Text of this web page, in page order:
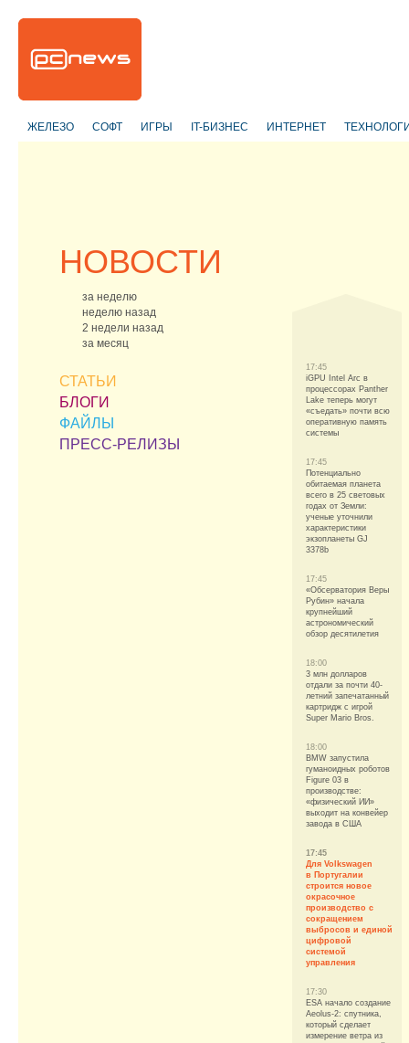
ЖЕЛЕЗО СОФТ ИГРЫ IT-БИЗНЕС ИНТЕРНЕТ
НОВОСТИ
за неделю
неделю назад
2 недели назад
за месяц
СТАТЬИ
БЛОГИ
ФАЙЛЫ
ПРЕСС-РЕЛИЗЫ
17:45
iGPU Intel Arc в
процессорах Panther
Lake теперь могут
«съедать» почти всю
оперативную память
системы
17:45
Потенциально
обитаемая планета
всего в 25 световых
годах от Земли:
ученые уточнили
характеристики
экзопланеты GJ
3378b
17:45
«Обсерватория Веры
Рубин» начала
крупнейший
астрономический
обзор десятилетия
18:00
3 млн долларов
отдали за почти 40-
летний запечатанный
картридж с игрой
Super Mario Bros.
18:00
BMW запустила
гуманоидных роботов
Figure 03 в
производстве:
«физический ИИ»
выходит на конвейер
завода в США
17:45
Для Volkswagen
в Португалии
строится новое
окрасочное
производство с
сокращением
выбросов и единой
цифровой
системой
управления
17:30
ESA начало создание
Aeolus-2: спутника,
который сделает
измерение ветра из